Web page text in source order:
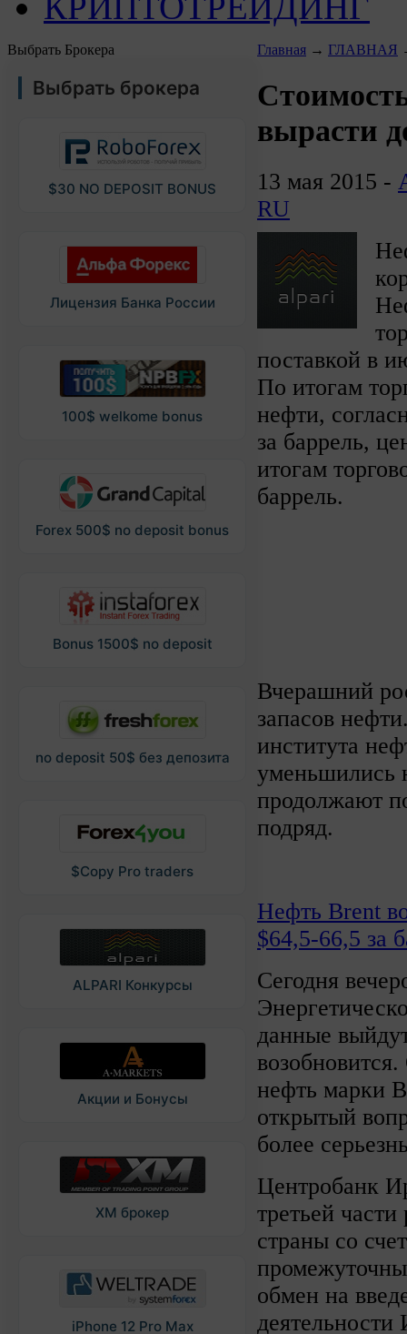
Выбрать Брокера
Выбрать брокера
$30 NO DEPOSIT BONUS
Лицензия Банка России
100$ welkome bonus
Forex 500$ no deposit bonus
Bonus 1500$ no deposit
no deposit 50$ без депозита
$Copy Pro traders
ALPARI Конкурсы
Акции и Бонусы
XM брокер
iPhone 12 Pro Max
Главная → ГЛАВНАЯ
вырасти
13 мая 2015 -
RU
поставкой в
По итогам
нефти,
за баррель,
итогам
баррель.
Вчерашний
запасов
института
уменьшились
продолжают
подряд.
Нефть Brent
$64,5-66,5 за
Сегодня
данные
нефть марки
открытый
более
Центробанк
третьей
страны со
обмен на
деятельности